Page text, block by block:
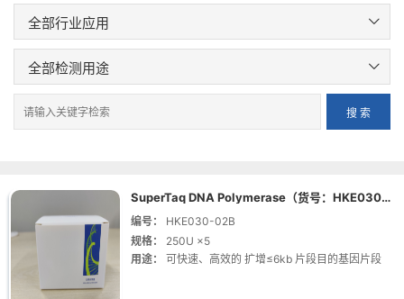
SuperTaq DNA Polymerase（货号：HKE030-02B | 规格：250U ×5）
编号：
HKE030-02B
规格：
250U ×5
用途：
可快速、高效的 扩增≤6kb 片段目的基因片段